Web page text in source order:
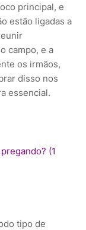
principal, e
estão ligadas a
campo, e a
os irmãos,
disso nos
essencial.
(1
tipo de